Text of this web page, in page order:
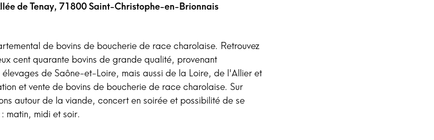
de Tenay, 71800 Saint-Christophe-en-Brionnais
de bovins de boucherie de race charolaise. Retrouvez
cent quarante bovins de grande qualité, provenant
de Saône-et-Loire, mais aussi de la Loire, de l'Allier et
et vente de bovins de boucherie de race charolaise. Sur
autour de la viande, concert en soirée et possibilité de se
matin, midi et soir.